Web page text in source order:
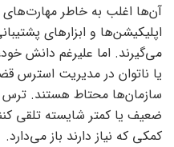
آن‌ها اغلب به خاطر مهارت‌های
اپلیکیشن‌ها و ابزارهای
می‌گیرند. اما علیرغم دانش
یا ناتوان در مدیریت استرس
سازمان‌ها محتاط هستند. ترس
ضعیف یا کمتر شایسته تلقی
کمکی که نیاز دارند باز می‌دارد.